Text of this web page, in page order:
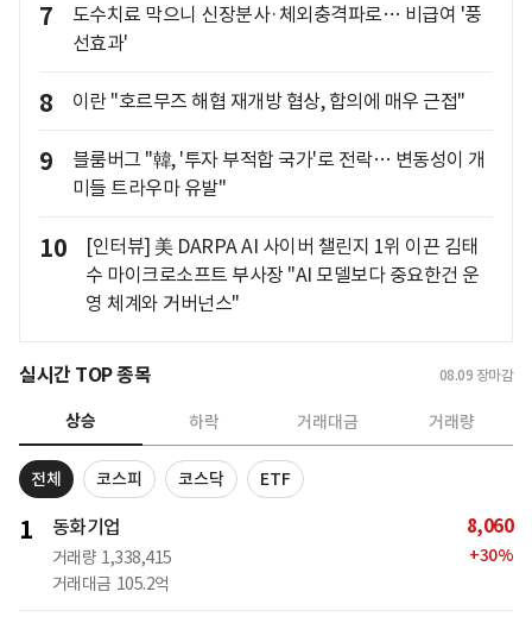
7
도수치료 막으니 신장분사·체외충격파로… 비급여 '풍
선효과'
8 이란 "호르무즈 해협 재개방 협상, 합의에 매우 근접"
9
블룸버그 "韓, '투자 부적합 국가'로 전락… 변동성이 개
미들 트라우마 유발"
10
[인터뷰] 美 DARPA AI 사이버 챌린지 1위 이끈 김태
수 마이크로소프트 부사장 "AI 모델보다 중요한건 운
영 체계와 거버넌스"
실시간 TOP 종목 08.09 장마감
상승 하락 거래대금 거래량
전체 코스피 코스닥 ETF
1 동화기업
거래량 1,338,415
거래대금 105.2억
8,060
+30%